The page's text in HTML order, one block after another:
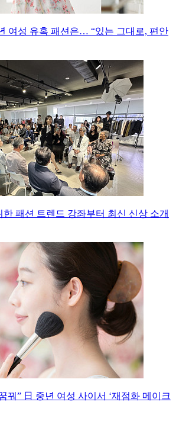
여성 유혹 패션은… “있는 그대로, 편안
한 패션 트렌드 강좌부터 최신 신상 소개
꿔” 日 중년 여성 사이서 ‘재점화 메이크